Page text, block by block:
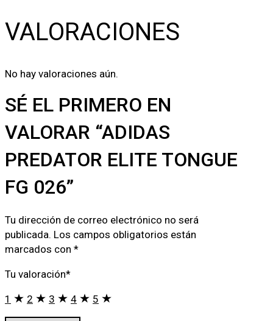
VALORACIONES
No hay valoraciones aún.
SÉ EL PRIMERO EN
VALORAR “ADIDAS
PREDATOR ELITE TONGUE
FG 026”
Tu dirección de correo electrónico no será
publicada. Los campos obligatorios están
marcados con *
Tu valoración*
1 2 3 4 5